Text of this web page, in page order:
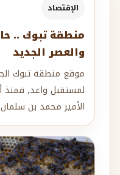
الإقتصاد
منطقة تبوك ..
والعصر الجديد
موقع منطقة تبوك
لمستقبل واعد, فمنذ
الأمير محمد بن